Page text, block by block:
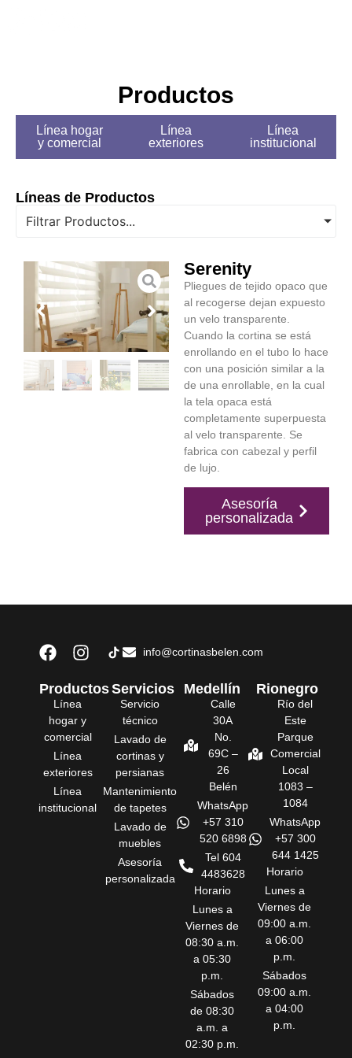
Productos
Línea hogar
y comercial
Línea
exteriores
Línea
institucional
Líneas de Productos
Filtrar Productos...
Serenity
Pliegues de tejido opaco que
al recogerse dejan expuesto
un velo transparente.
Cuando la cortina se está
enrollando en el tubo lo hace
con una posición similar a la
de una enrollable, en la cual
la tela opaca está
completamente superpuesta
al velo transparente. Se
fabrica con cabezal y perfil
de lujo.
Asesoría
personalizada
info@cortinasbelen.com
Productos
Línea
hogar y
comercial
Línea
exteriores
Línea
institucional
Servicios
Servicio
técnico
Lavado de
cortinas y
persianas
Mantenimiento
de tapetes
Lavado de
muebles
Asesoría
personalizada
Medellín
Calle
30A
No.
69C –
26
Belén
WhatsApp
+57 310
520 6898
Tel 604
4483628
Horario
Lunes a
Viernes de
08:30 a.m.
a 05:30
p.m.
Sábados
de 08:30
a.m. a
02:30 p.m.
Rionegro
Río del
Este
Parque
Comercial
Local
1083 –
1084
WhatsApp
+57 300
644 1425
Horario
Lunes a
Viernes de
09:00 a.m.
a 06:00
p.m.
Sábados
09:00 a.m.
a 04:00
p.m.